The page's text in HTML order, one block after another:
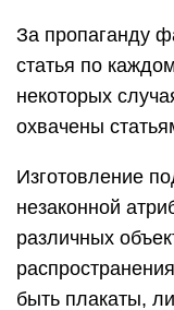
За пропаганду
статья по
некоторых
охвачены
Изготовление
незаконной
различных
быть плакаты,